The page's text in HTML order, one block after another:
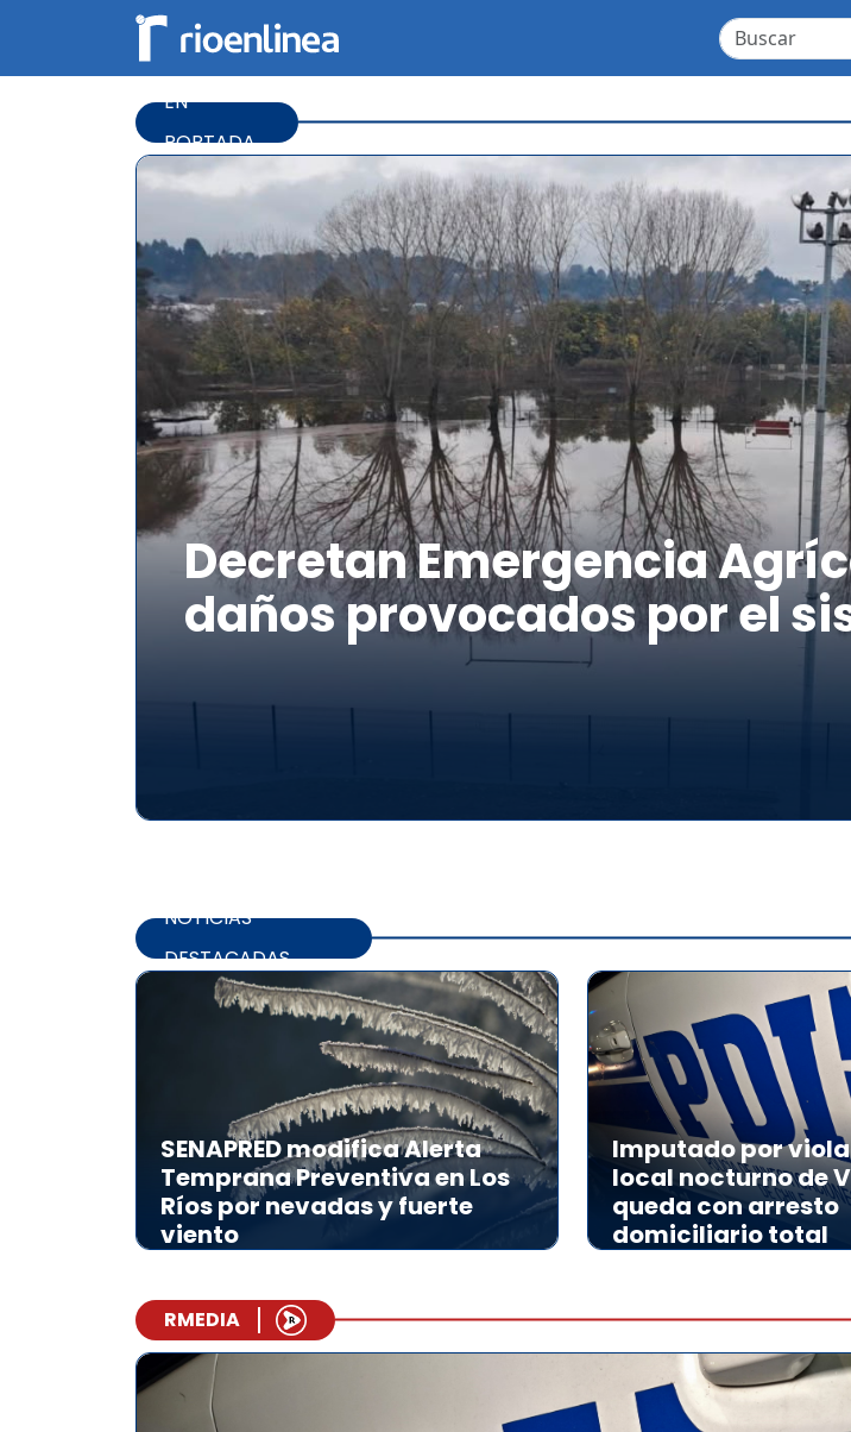
EN
PORTADA
Decretan Emergencia
daños provocados por el
NOTICIAS
DESTACADAS
SENAPRED modifica Alerta
Temprana Preventiva en Los
Ríos por nevadas y fuerte
viento
Imputado por
local nocturno de
queda con arresto
domiciliario total
RMEDIA